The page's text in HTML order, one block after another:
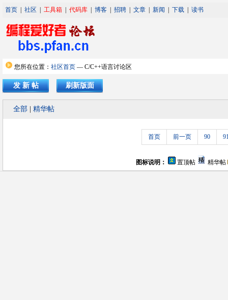
首页 社区 工具箱 代码库 博客 招聘 文章 新闻 下载 读书
您所在位置： 社区首页 — C/C++语言讨论区
发 新 帖 刷新版面
全部 精华帖
首页 前一页 90
图标说明： 置顶帖 精华帖